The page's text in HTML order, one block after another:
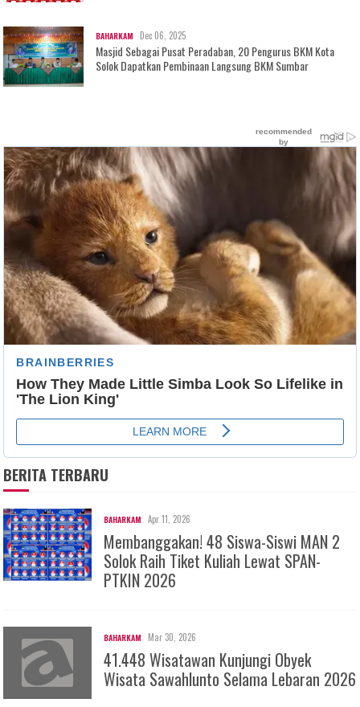
BAHARKAM Dec 06, 2025
Masjid Sebagai Pusat Peradaban, 20 Pengurus BKM Kota
Solok Dapatkan Pembinaan Langsung BKM Sumbar
BERITA TERBARU
BAHARKAM Apr 11, 2026
Membanggakan! 48 Siswa-Siswi MAN 2
Solok Raih Tiket Kuliah Lewat SPAN-
PTKIN 2026
BAHARKAM Mar 30, 2026
41.448 Wisatawan Kunjungi Obyek
Wisata Sawahlunto Selama Lebaran 2026